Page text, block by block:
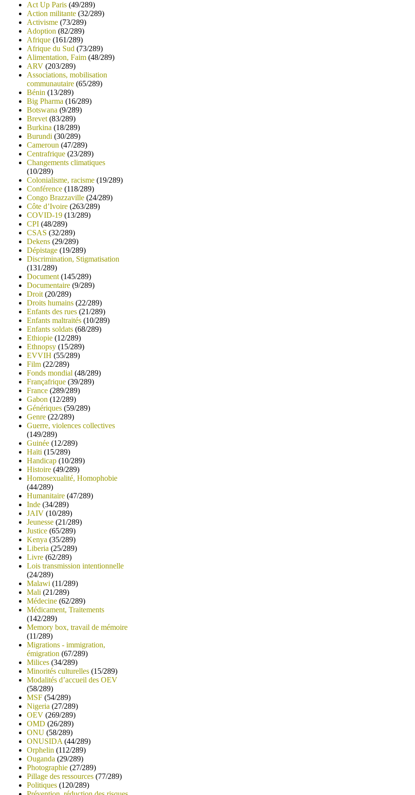
Act Up Paris (49/289)
Action militante (32/289)
Activisme (73/289)
Adoption (82/289)
Afrique (161/289)
Afrique du Sud (73/289)
Alimentation, Faim (48/289)
ARV (203/289)
Associations, mobilisation
communautaire (65/289)
Bénin (13/289)
Big Pharma (16/289)
Botswana (9/289)
Brevet (83/289)
Burkina (18/289)
Burundi (30/289)
Cameroun (47/289)
Centrafrique (23/289)
Changements climatiques
(10/289)
Colonialisme, racisme (19/289)
Conférence (118/289)
Congo Brazzaville (24/289)
Côte d’Ivoire (263/289)
COVID-19 (13/289)
CPI (48/289)
CSAS (32/289)
Dekens (29/289)
Dépistage (19/289)
Discrimination, Stigmatisation
(131/289)
Document (145/289)
Documentaire (9/289)
Droit (20/289)
Droits humains (22/289)
Enfants des rues (21/289)
Enfants maltraités (10/289)
Enfants soldats (68/289)
Ethiopie (12/289)
Ethnopsy (15/289)
EVVIH (55/289)
Film (22/289)
Fonds mondial (48/289)
Françafrique (39/289)
France (289/289)
Gabon (12/289)
Génériques (59/289)
Genre (22/289)
Guerre, violences collectives
(149/289)
Guinée (12/289)
Haïti (15/289)
Handicap (10/289)
Histoire (49/289)
Homosexualité, Homophobie
(44/289)
Humanitaire (47/289)
Inde (34/289)
JAIV (10/289)
Jeunesse (21/289)
Justice (65/289)
Kenya (35/289)
Liberia (25/289)
Livre (62/289)
Lois transmission intentionnelle
(24/289)
Malawi (11/289)
Mali (21/289)
Médecine (62/289)
Médicament, Traitements
(142/289)
Memory box, travail de mémoire
(11/289)
Migrations - immigration,
émigration (67/289)
Milices (34/289)
Minorités culturelles (15/289)
Modalités d’accueil des OEV
(58/289)
MSF (54/289)
Nigeria (27/289)
OEV (269/289)
OMD (26/289)
ONU (58/289)
ONUSIDA (44/289)
Orphelin (112/289)
Ouganda (29/289)
Photographie (27/289)
Pillage des ressources (77/289)
Politiques (120/289)